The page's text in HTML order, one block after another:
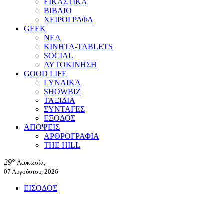
ΕΙΚΑΣΤΙΚΑ
ΒΙΒΛΙΟ
ΧΕΙΡΟΓΡΑΦΑ
GEEK
ΝΕΑ
ΚΙΝΗΤΑ-TABLETS
SOCIAL
ΑΥΤΟΚΙΝΗΣΗ
GOOD LIFE
ΓΥΝΑΙΚΑ
SHOWBIZ
ΤΑΞΙΔΙΑ
ΣΥΝΤΑΓΕΣ
ΕΞΟΔΟΣ
ΑΠΟΨΕΙΣ
ΑΡΘΡΟΓΡΑΦΙΑ
THE HILL
29° Λευκωσία,
07 Αυγούστου, 2026
ΕΙΣΟΔΟΣ